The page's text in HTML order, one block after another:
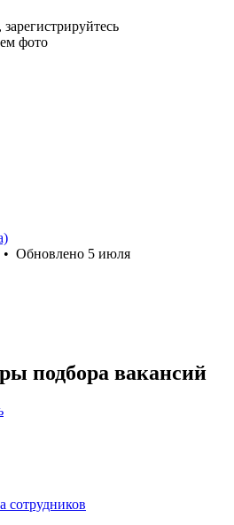
фото
• Обновлено 5 июля
подбора вакансий
сотрудников